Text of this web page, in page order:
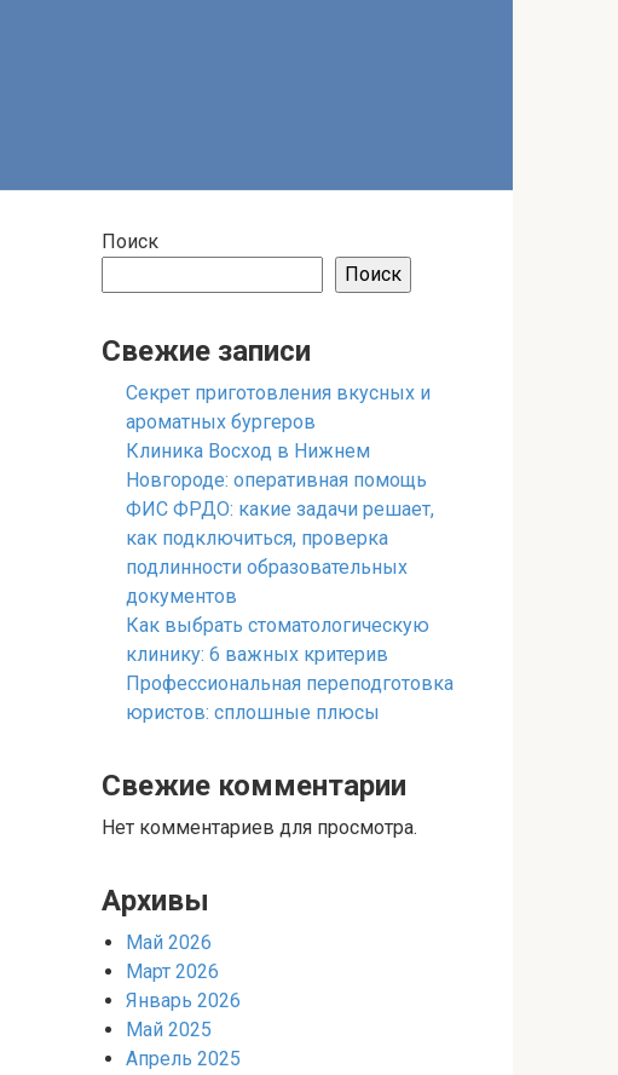
Поиск
Поиск
Свежие записи
Секрет приготовления вкусных и
ароматных бургеров
Клиника Восход в Нижнем
Новгороде: оперативная помощь
ФИС ФРДО: какие задачи решает,
как подключиться, проверка
подлинности образовательных
документов
Как выбрать стоматологическую
клинику: 6 важных критерив
Профессиональная переподготовка
юристов: сплошные плюсы
Свежие комментарии
Нет комментариев для просмотра.
Архивы
Май 2026
Март 2026
Январь 2026
Май 2025
Апрель 2025